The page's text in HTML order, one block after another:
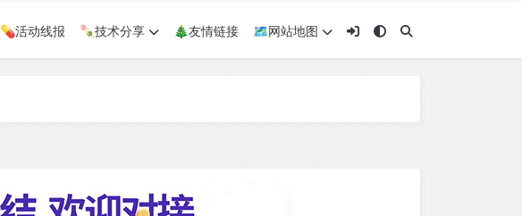
💊活动线报 🍡技术分享 🎄友情链接 🗺网站地图